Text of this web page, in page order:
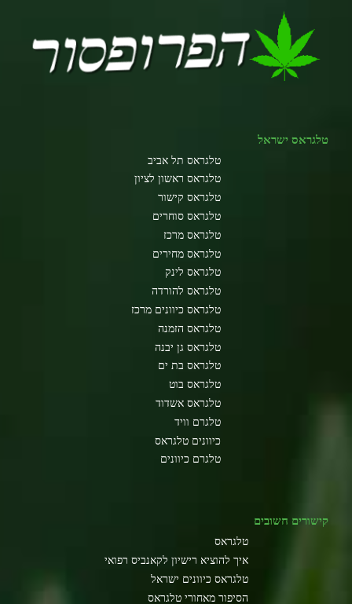
טלגראס ישראל
טלגראס תל אביב
טלגראס ראשון לציון
טלגראס קישור
טלגראס סוחרים
טלגראס מרכז
טלגראס מחירים
טלגראס לינק
טלגראס להורדה
טלגראס כיוונים מרכז
טלגראס הזמנה
טלגראס גן יבנה
טלגראס בת ים
טלגראס בוט
טלגראס אשדוד
טלגרם וויד
כיוונים טלגראס
טלגרם כיוונים
קישורים חשובים
טלגראס
איך להוציא רישיון לקאנביס רפואי
טלגראס כיוונים ישראל
הסיפור מאחורי טלגראס